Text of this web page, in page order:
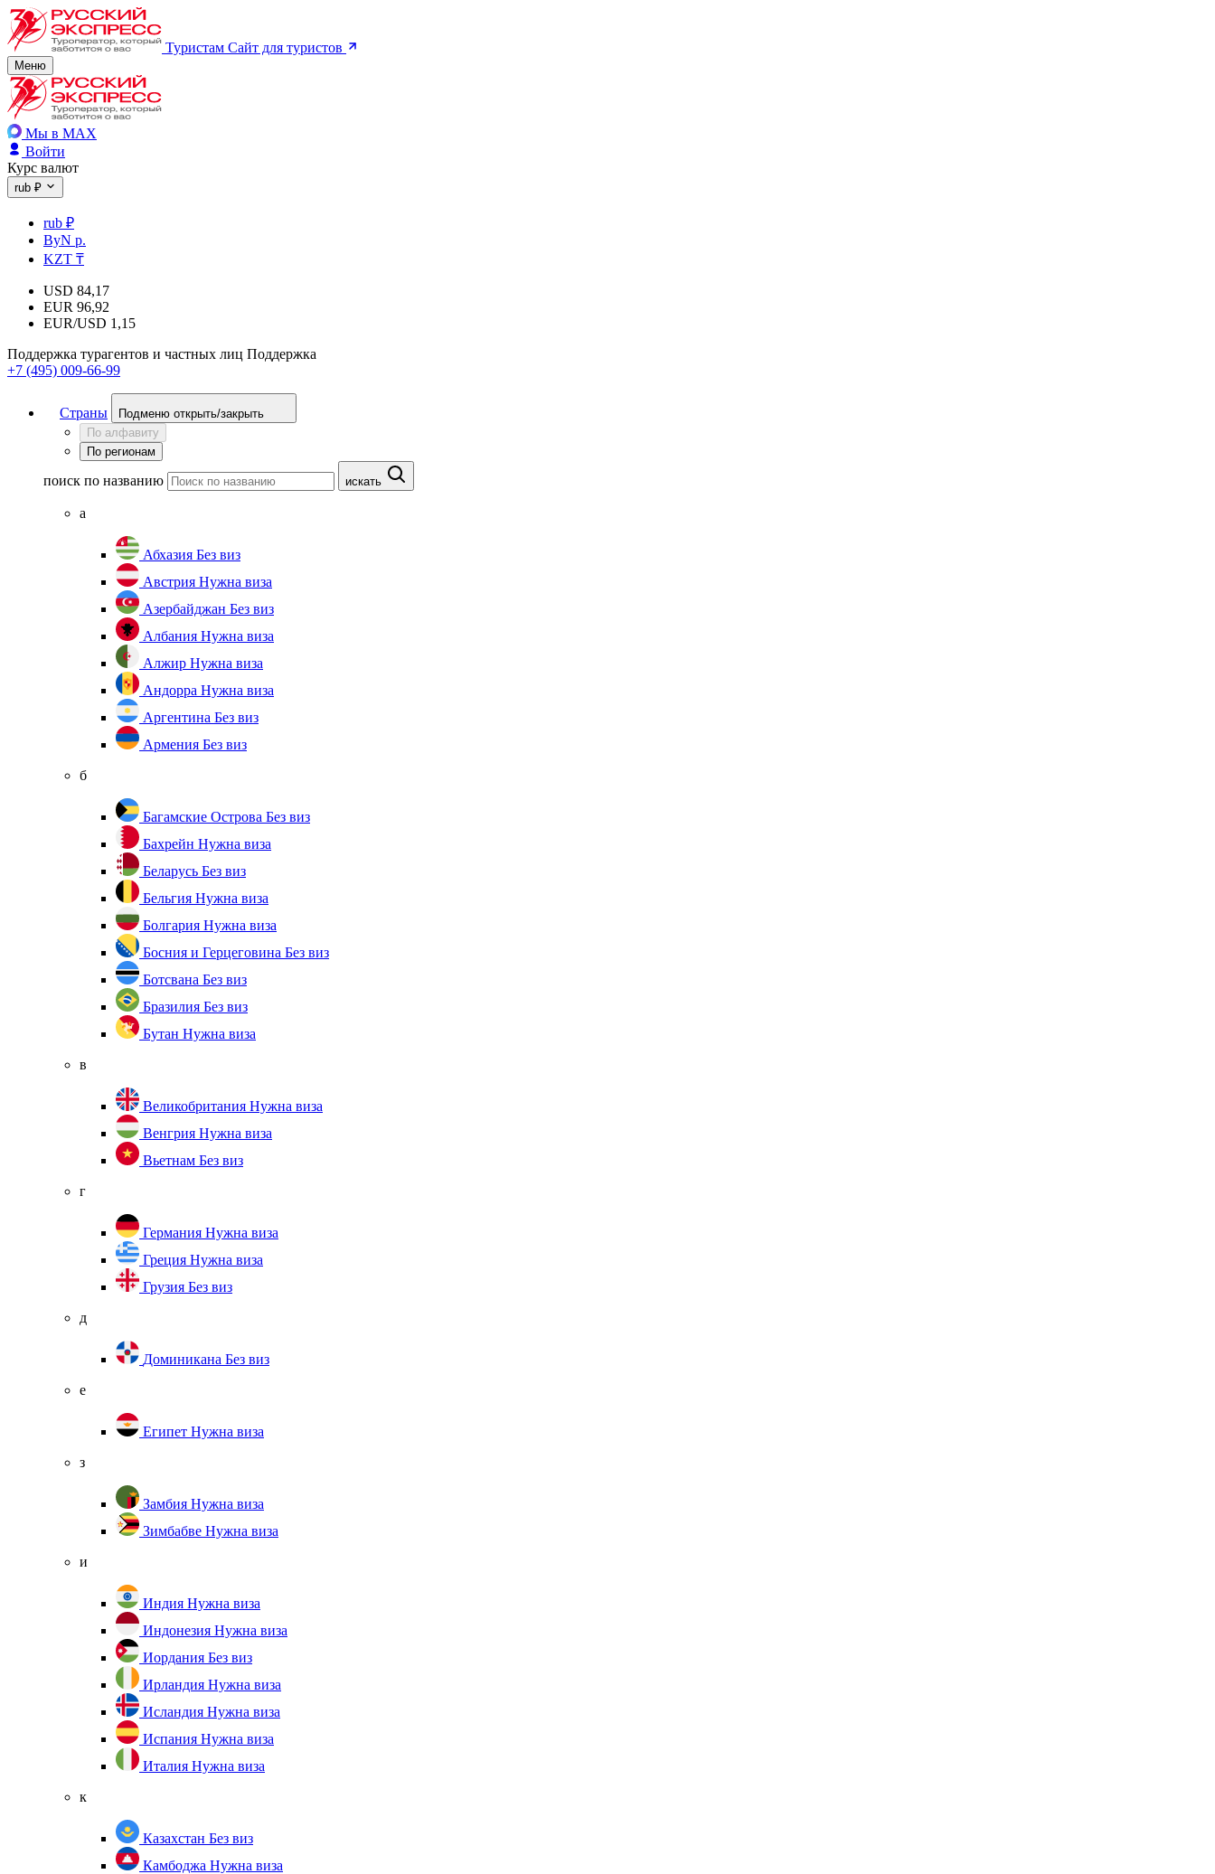
Туристам Сайт для туристов
Меню
Мы в MAX
Войти
Курс валют
rub ₽
rub ₽
ByN р.
KZT ₸
USD 84,17
EUR 96,92
EUR/USD 1,15
Поддержка турагентов и частных лиц Поддержка
+7 (495) 009-66-99
Страны
Подменю открыть/закрыть
По алфавиту
По регионам
поиск по названию искать
а
Абхазия Без виз
Австрия Нужна виза
Азербайджан Без виз
Албания Нужна виза
Алжир Нужна виза
Андорра Нужна виза
Аргентина Без виз
Армения Без виз
б
Багамские Острова Без виз
Бахрейн Нужна виза
Беларусь Без виз
Бельгия Нужна виза
Болгария Нужна виза
Босния и Герцеговина Без виз
Ботсвана Без виз
Бразилия Без виз
Бутан Нужна виза
в
Великобритания Нужна виза
Венгрия Нужна виза
Вьетнам Без виз
г
Германия Нужна виза
Греция Нужна виза
Грузия Без виз
д
Доминикана Без виз
е
Египет Нужна виза
з
Замбия Нужна виза
Зимбабве Нужна виза
и
Индия Нужна виза
Индонезия Нужна виза
Иордания Без виз
Ирландия Нужна виза
Исландия Нужна виза
Испания Нужна виза
Италия Нужна виза
к
Казахстан Без виз
Камбоджа Нужна виза